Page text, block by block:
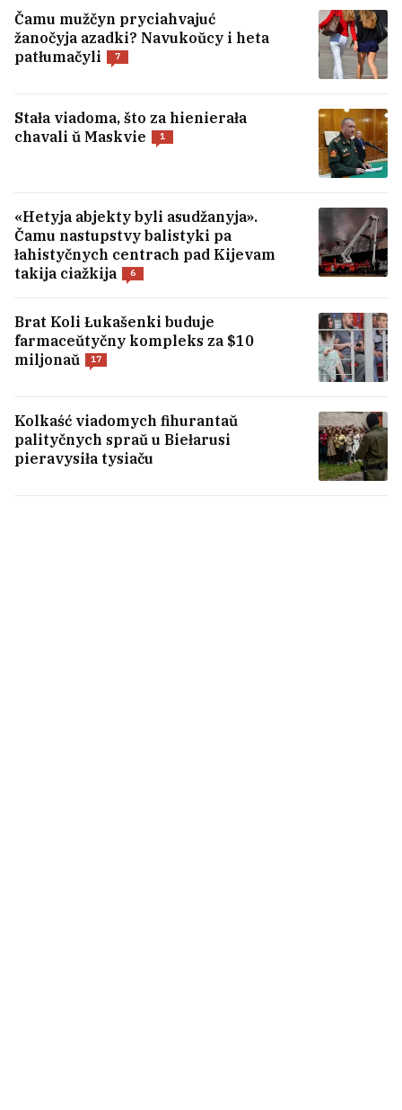
Čamu mužčyn pryciahvajuć
žanočyja azadki? Navukoŭcy i heta
patłumačyli
7
Stała viadoma, što za hienierała
chavali ŭ Maskvie
1
«Hetyja abjekty byli asudžanyja».
Čamu nastupstvy balistyki pa
łahistyčnych centrach pad Kijevam
takija ciažkija
6
Brat Koli Łukašenki buduje
farmaceŭtyčny kompleks za $10
miljonaŭ
17
Kolkaść viadomych fihurantaŭ
palityčnych spraŭ u Biełarusi
pieravysiła tysiaču
Stefanišynaj vystavili abvinavačańnie ŭ
karupcyi
1
kiłahramaŭ kožnaja